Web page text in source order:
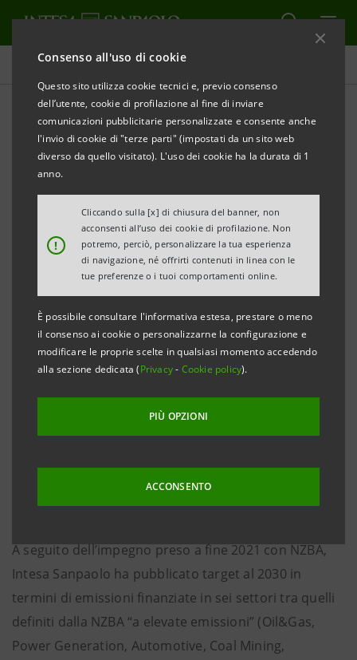
Consenso all'uso di cookie
Questo sito utilizza cookie tecnici e, previo consenso
dell’utente, cookie di profilazione al fine di inviare
comunicazioni pubblicitarie personalizzate e consente anche
l'invio di cookie di "terze parti" (impostati da un sito web
diverso da quello visitato). L'uso dei cookie ha la durata di 1
anno.
!
Cliccando sulla [x] di chiusura del banner, non
acconsenti all’uso dei cookie di profilazione. Non
potremo, perciò, personalizzare la tua esperienza
di navigazione, né offrirti contenuti in linea con le
tue preferenze o i tuoi comportamenti online.
È possibile consultare l'informativa estesa, prestare o meno
il consenso ai cookie o personalizzarne la configurazione e
modificare le proprie scelte in qualsiasi momento accedendo
alla sezione dedicata (Privacy- Cookie policy).
PIÙ OPZIONI
ACCONSENTO
Comunicati stampa
STAMPA AGGIORNA
INTESA SANPAOLO PUBBLICA LE NUOVE REGOLE
PER L’OPERATIVITÀ NEL SETTORE OIL&GAS
estrazione delle risorse non convenzionali e ai
progetti di sviluppo di nuovi giacimenti petroliferi
La policy fissa criteri stringenti per l’esclusione
dai finanziamenti di società con ricavi derivanti da
risorse non convenzionali (più del 15% dei ricavi)
·Phase out da risorse non convenzionali
anticipato al 2025 (dal 2030)
Torino/Milano, 26 giugno 2024– Intesa Sanpaolo
procede nell’impegno contro il cambiamento
climatico e nel percorso verso Net Zero con
progressive implementazioni e con risultati
A seguito dell’impegno preso a fine 2021 con NZBA,
Intesa Sanpaolo ha pubblicato target al 2030 in
termini di emissioni finanziate in sei settori tra quelli
definiti dalla NZBA “a elevate emissioni” (Oil&Gas,
Power Generation, Automotive, Coal Mining,